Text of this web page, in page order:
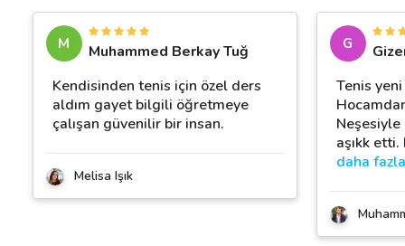
M
Muhammed Berkay Tuğ
Kendisinden tenis için özel ders
aldım gayet bilgili öğretmeye
çalışan güvenilir bir insan.
Melisa Işık
G
Tenis
aşıkk
daha fazla